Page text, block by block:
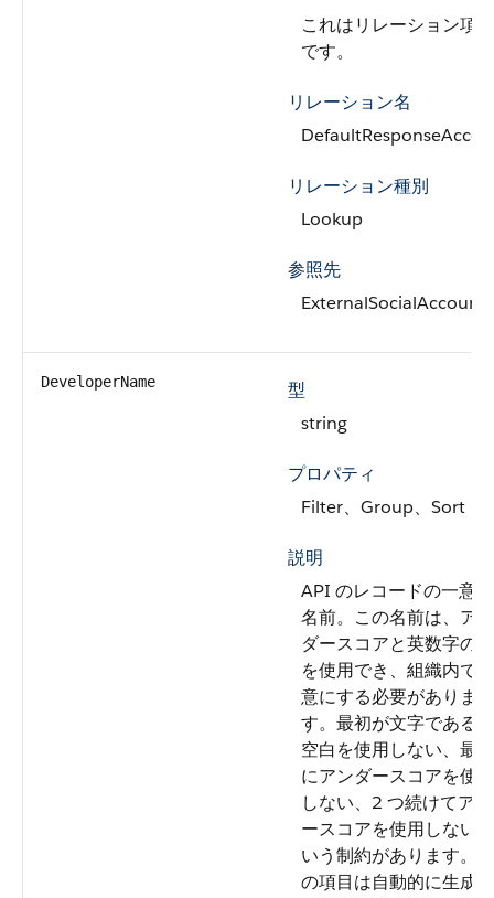
これはリレーション項目
です。
リレーション名
リレーション種別
Lookup
参照先
ExternalSocialAccount
DeveloperName
型
string
プロパティ
Filter、Group、Sort
説明
API のレコードの一意の
名前。この名前は、アン
ダースコアと英数字のみ
を使用でき、組織内で一
意にする必要がありま
す。最初が文字である、
空白を使用しない、最後
にアンダースコアを使用
しない、2 つ続けてア
ースコアを使用しないと
いう制約があります。こ
の項目は自動的に生成さ